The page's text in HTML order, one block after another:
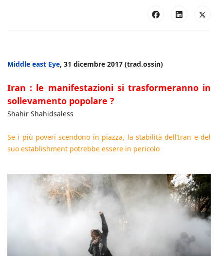
Middle east Eye, 31 dicembre 2017 (trad.ossin)
Iran : le manifestazioni si trasformeranno in
sollevamento popolare ?
Shahir Shahidsaless
Se i più poveri scendono in piazza, la stabilità dell’Iran e del
suo establishment potrebbe essere in pericolo